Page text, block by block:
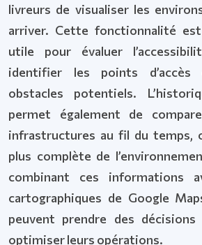
livreurs de visualiser les
arriver. Cette fonctionnalité
utile pour évaluer
identifier les points
obstacles potentiels.
permet également de
infrastructures au fil du temps,
plus complète de
combinant ces informations
cartographiques de Google
peuvent prendre des
optimiser leurs opérations.